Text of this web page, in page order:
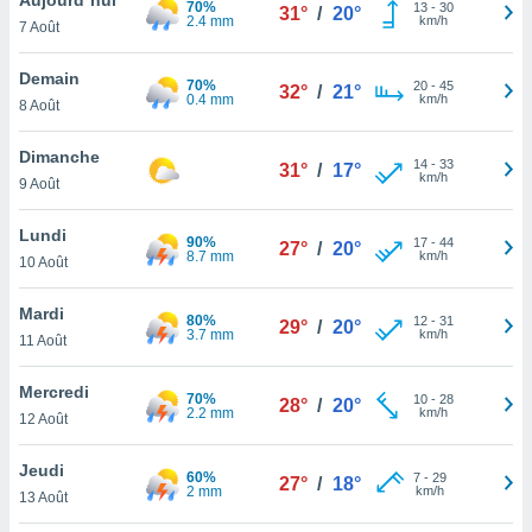
et
»,
au
vous
qu'ils
ou
le
ainsi
un
la
du
7 Août
70%
2.4 mm
31° / 20° 13- 30
km/h
Demain
8 Août
70%
0.4 mm
32° / 21° 20- 45
km/h
Dimanche
9 Août
31° / 17° 14- 33
km/h
Lundi
10 Août
90%
8.7 mm
27° / 20° 17- 44
km/h
Mardi
11 Août
80%
3.7 mm
29° / 20° 12- 31
km/h
Mercredi
12 Août
70%
2.2 mm
28° / 20° 10- 28
km/h
Jeudi
13 Août
60%
2 mm
27° / 18° 7- 29
km/h